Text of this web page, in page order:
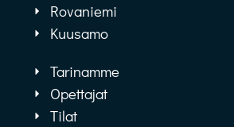
Rovaniemi
Kuusamo
Tarinamme
Opettajat
Tilat